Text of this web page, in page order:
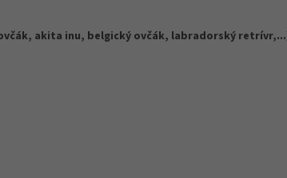
akita inu, belgický ovčák, labradorský